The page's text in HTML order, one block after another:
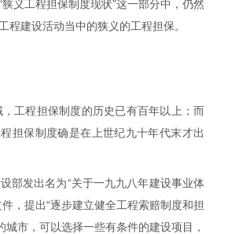
义工程担保制度现状”这一部分中，仍然
程建设活动当中的狭义的工程担保。
工程担保制度的历史已有百年以上；而
担保制度确是在上世纪九十年代末才出
部发出名为“关于一九九八年建设事业体
，提出“逐步建立健全工程索赔制度和担
城市，可以选择一些有条件的建设项目，